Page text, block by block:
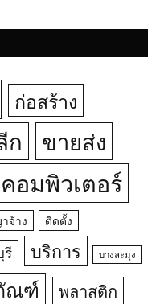
ก่อสร้าง
ก ขายส่ง
คอมพิวเตอร์
จ้าง ติดตั้ง
รี บริการ บางละมุง
ณฑ์ พลาสติก